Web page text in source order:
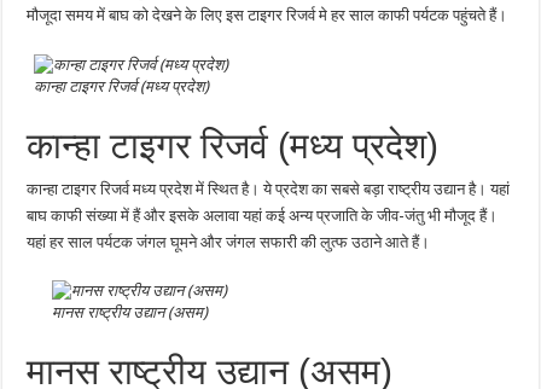
मौजूदा समय में बाघ को देखने के लिए इस टाइगर रिजर्व मे हर साल काफी पर्यटक पहुंचते हैं।
कान्हा टाइगर रिजर्व (मध्य प्रदेश)
कान्हा टाइगर रिजर्व (मध्य प्रदेश)
कान्हा टाइगर रिजर्व मध्य प्रदेश में स्थित है। ये प्रदेश का सबसे बड़ा राष्ट्रीय उद्यान है। यहां
बाघ काफी संख्या में हैं और इसके अलावा यहां कई अन्य प्रजाति के जीव-जंतु भी मौजूद हैं।
यहां हर साल पर्यटक जंगल घूमने और जंगल सफारी की लुत्फ उठाने आते हैं।
मानस राष्ट्रीय उद्यान (असम)
मानस राष्ट्रीय उद्यान (असम)